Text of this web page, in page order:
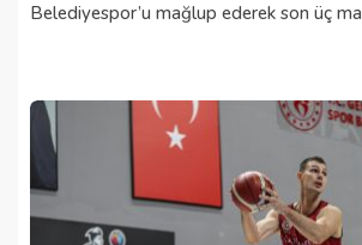
Belediyespor’u mağlup ederek son üç